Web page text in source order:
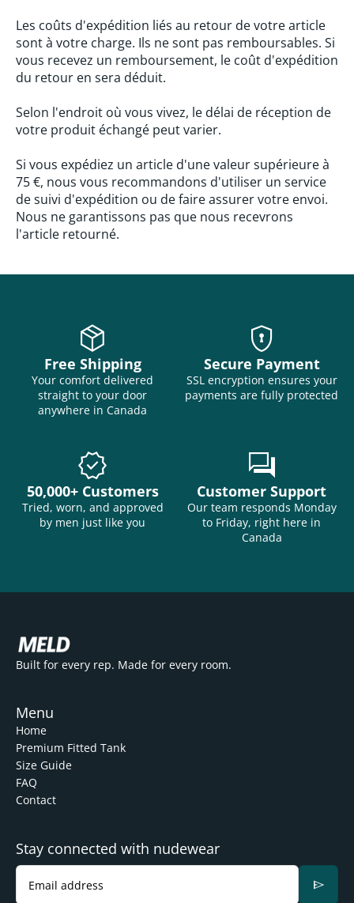
Les coûts d'expédition liés au retour de votre article
sont à votre charge. Ils ne sont pas remboursables. Si
vous recevez un remboursement, le coût d'expédition
du retour en sera déduit.
Selon l'endroit où vous vivez, le délai de réception de
votre produit échangé peut varier.
Si vous expédiez un article d'une valeur supérieure à
75 €, nous vous recommandons d'utiliser un service
de suivi d'expédition ou de faire assurer votre envoi.
Nous ne garantissons pas que nous recevrons
l'article retourné.
package_2
Free Shipping
Your comfort delivered
straight to your door
anywhere in Canada
encrypted
Secure Payment
SSL encryption ensures your
payments are fully protected
verified
50,000+ Customers
Tried, worn, and approved
by men just like you
forum
Customer Support
Our team responds Monday
to Friday, right here in
Canada
Built for every rep. Made for every room.
Menu
Home
Premium Fitted Tank
Size Guide
FAQ
Contact
Stay connected with nudewear
Email address send